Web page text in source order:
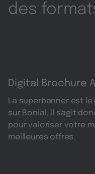
des
Digital Brochure
La superbanner est
sur Bonial. Il s'agit
pour valoriser votre
meilleures offres.